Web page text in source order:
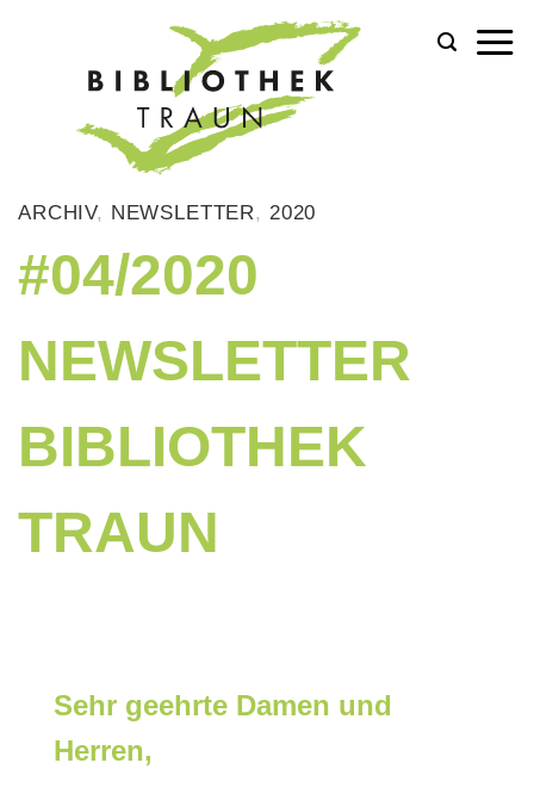
ARCHIV, NEWSLETTER, 2020
#04/2020
NEWSLETTER
BIBLIOTHEK
TRAUN
Sehr geehrte Damen und
Herren,